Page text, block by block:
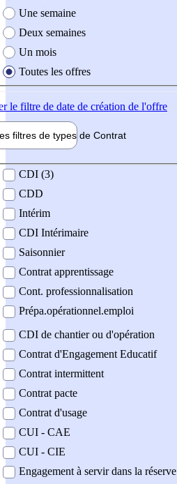
Une semaine
Deux semaines
Un mois
Toutes les offres
le filtre de date de création de l'offre
filtres de types de Contrat
contrat
CDI (3)
CDD
Intérim
CDI Intérimaire
Saisonnier
Contrat apprentissage
Cont. professionnalisation
Prépa.opérationnel.emploi
CDI de chantier ou d'opération
Contrat d'Engagement Educatif
Contrat intermittent
Contrat pacte
Contrat d'usage
CUI - CAE
CUI - CIE
Engagement à servir dans la réserve